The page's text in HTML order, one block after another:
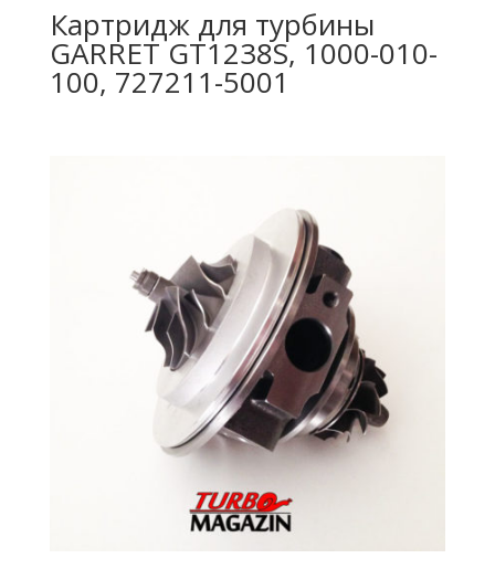
Картридж для турбины
GARRET GT1238S, 1000-010-
100, 727211-5001